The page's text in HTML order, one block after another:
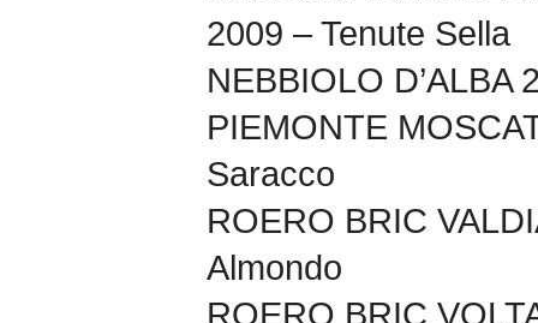
2009 – Tenute Sella
NEBBIOLO D’ALBA
PIEMONTE
Saracco
ROERO BRIC
Almondo
ROERO BRIC